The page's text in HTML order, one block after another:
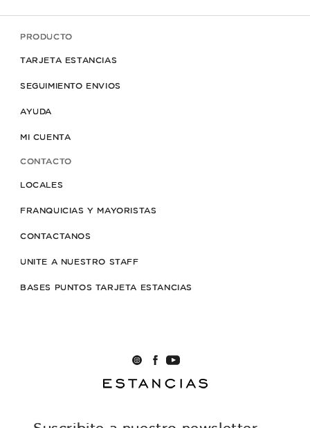
PRODUCTO
TARJETA ESTANCIAS
SEGUIMIENTO ENVIOS
AYUDA
MI CUENTA
CONTACTO
LOCALES
FRANQUICIAS Y MAYORISTAS
CONTACTANOS
UNITE A NUESTRO STAFF
BASES PUNTOS TARJETA ESTANCIAS